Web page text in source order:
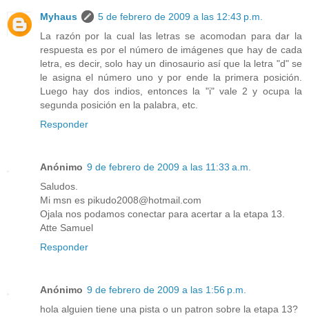
Myhaus
5 de febrero de 2009 a las 12:43 p.m.
La razón por la cual las letras se acomodan para dar la
respuesta es por el número de imágenes que hay de cada
letra, es decir, solo hay un dinosaurio así que la letra "d" se
le asigna el número uno y por ende la primera posición.
Luego hay dos indios, entonces la "i" vale 2 y ocupa la
segunda posición en la palabra, etc.
Responder
Anónimo 9 de febrero de 2009 a las 11:33 a.m.
Saludos.
Mi msn es pikudo2008@hotmail.com
Ojala nos podamos conectar para acertar a la etapa 13.
Atte Samuel
Responder
Anónimo 9 de febrero de 2009 a las 1:56 p.m.
hola alguien tiene una pista o un patron sobre la etapa 13?